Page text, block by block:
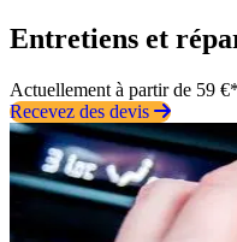
Entretiens et
Actuellement à partir de 59 €*
Recevez des devis